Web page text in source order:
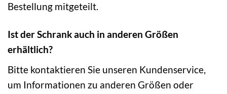
Bestellung mitgeteilt.
Ist der Schrank auch in anderen Größen
erhältlich?
Bitte kontaktieren Sie unseren Kundenservice,
um Informationen zu anderen Größen oder